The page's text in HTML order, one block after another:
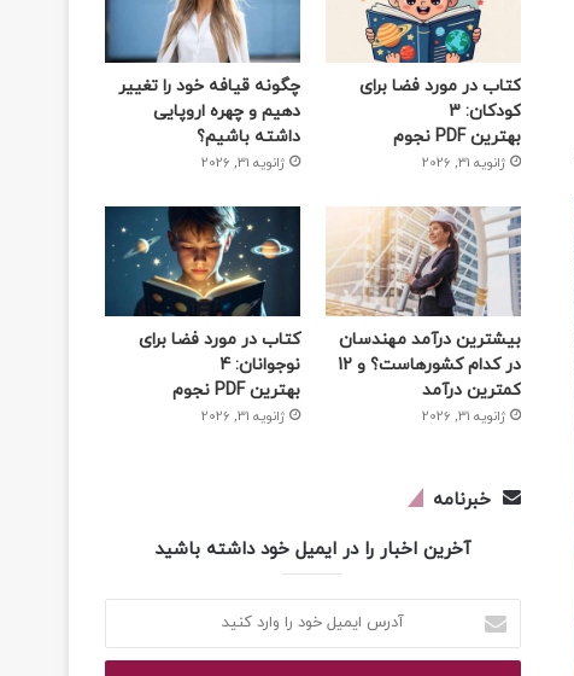
کتاب در مورد فضا برای
کودکان: 3
بهترین PDF نجوم
ژانویه 31, 2026
چگونه قیافه خود را تغییر
دهیم و چهره اروپایی
داشته باشیم؟
ژانویه 31, 2026
بیشترین درآمد مهندسان
در کدام کشورهاست؟ و 12
کمترین درآمد
ژانویه 31, 2026
کتاب در مورد فضا برای
نوجوانان: 4
بهترین PDF نجوم
ژانویه 31, 2026
خبرنامه
آخرین اخبار را در ایمیل خود داشته باشید
ایمیل
خود